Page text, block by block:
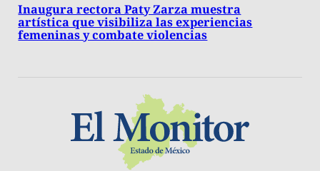
Inaugura rectora Paty Zarza muestra
artística que visibiliza las experiencias
femeninas y combate violencias